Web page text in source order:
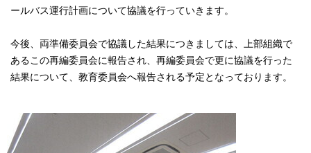
ールバス運行計画について協議を行っていきます。
今後、両準備委員会で協議した結果につきましては、上部組織で
あるこの再編委員会に報告され、再編委員会で更に協議を行った
結果について、教育委員会へ報告される予定となっております。